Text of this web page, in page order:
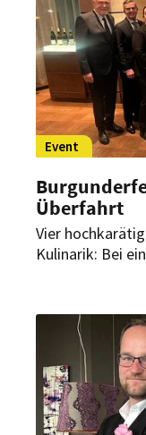
Event
Überfahrt
Vier
Kulinarik: Bei
Begleitet
Gourmetmenü
Fischer.